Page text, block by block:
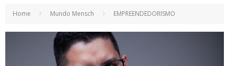
Home Mundo Mensch EMPREENDEDORISMO